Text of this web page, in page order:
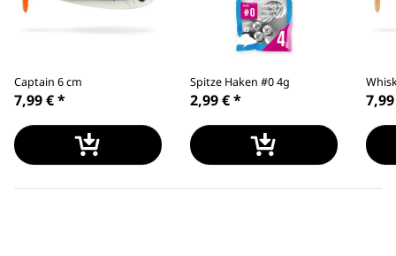
Captain 6 cm
7,99 €*
Spitze Haken #0 4g
2,99 €*